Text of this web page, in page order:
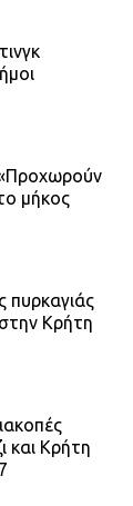
μήκος
πυρκαγιάς
Κρήτη
και Κρήτη